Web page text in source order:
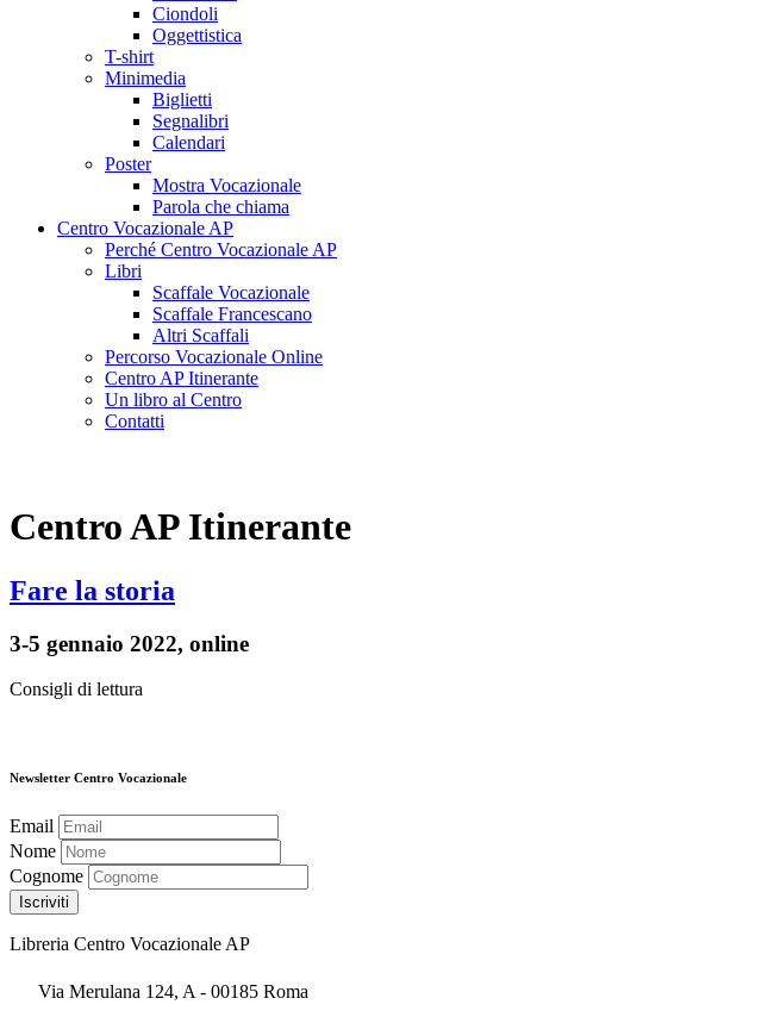
Ciondoli
Oggettistica
T-shirt
Minimedia
Biglietti
Segnalibri
Calendari
Poster
Mostra Vocazionale
Parola che chiama
Centro Vocazionale AP
Perché Centro Vocazionale AP
Libri
Scaffale Vocazionale
Scaffale Francescano
Altri Scaffali
Percorso Vocazionale Online
Centro AP Itinerante
Un libro al Centro
Contatti
Centro AP Itinerante
Fare la storia
3-5 gennaio 2022, online
Consigli di lettura
Newsletter Centro Vocazionale
Email
Nome
Cognome
Libreria Centro Vocazionale AP
Via Merulana 124, A - 00185 Roma